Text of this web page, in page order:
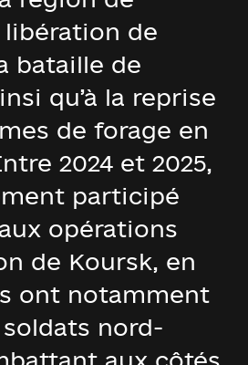
libération de
bataille de
qu’à la reprise
de forage en
2024 et 2025,
participé
opérations
de Koursk, en
ont notamment
nord-